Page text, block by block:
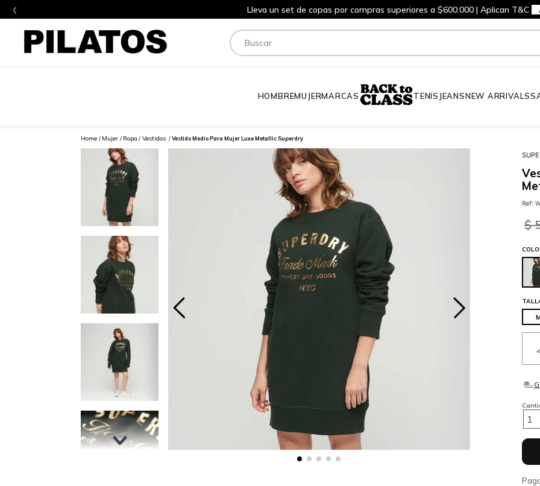
‹ Lleva un set de copas por compras superiores a $600.000 | Aplican T&C
Buscar
HOMBREMUJERMARCAS TENIS JEANSNEW ARRIVALS
Mujer Ropa Vestidos Vestido Medio Para Mujer Luxe Metallic Superdry
Ref:
$
1